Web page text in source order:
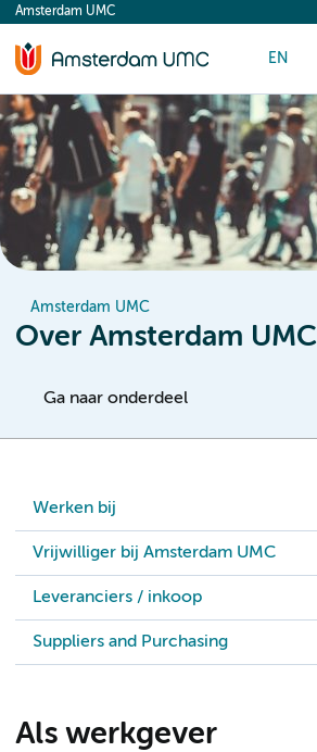
content
Amsterdam UMC
EN
Amsterdam UMC
Over Amsterdam UMC
Ga naar onderdeel
Werken bij
Vrijwilliger bij Amsterdam UMC
Leveranciers / inkoop
Suppliers and Purchasing
Als werkgever